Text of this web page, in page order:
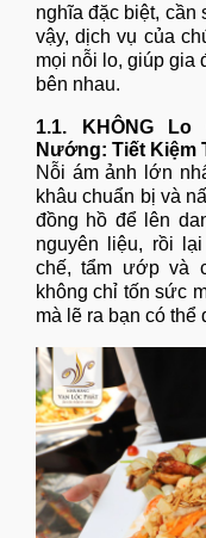
nghĩa đặc biệt, cần
vậy, dịch vụ của
mọi nỗi lo, giúp gia
bên nhau.
1.1. KHÔNG
Nướng: Tiết Kiệm
Nỗi ám ảnh lớn
khâu chuẩn bị và
đồng hồ để lên
nguyên liệu, rồi
chế, tẩm ướp và
không chỉ tốn sức
mà lẽ ra bạn có thể